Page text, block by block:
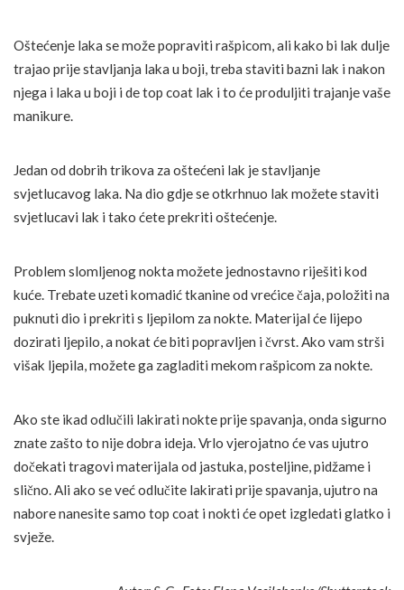
Oštećenje laka se može popraviti rašpicom, ali kako bi lak dulje
trajao prije stavljanja laka u boji, treba staviti bazni lak i nakon
njega i laka u boji i de top coat lak i to će produljiti trajanje vaše
manikure.
Jedan od dobrih trikova za oštećeni lak je stavljanje
svjetlucavog laka. Na dio gdje se otkrhnuo lak možete staviti
svjetlucavi lak i tako ćete prekriti oštećenje.
Problem slomljenog nokta možete jednostavno riješiti kod
kuće. Trebate uzeti komadić tkanine od vrećice čaja, položiti na
puknuti dio i prekriti s ljepilom za nokte. Materijal će lijepo
dozirati ljepilo, a nokat će biti popravljen i čvrst. Ako vam strši
višak ljepila, možete ga zagladiti mekom rašpicom za nokte.
Ako ste ikad odlučili lakirati nokte prije spavanja, onda sigurno
znate zašto to nije dobra ideja. Vrlo vjerojatno će vas ujutro
dočekati tragovi materijala od jastuka, posteljine, pidžame i
slično. Ali ako se već odlučite lakirati prije spavanja, ujutro na
nabore nanesite samo top coat i nokti će opet izgledati glatko i
svježe.